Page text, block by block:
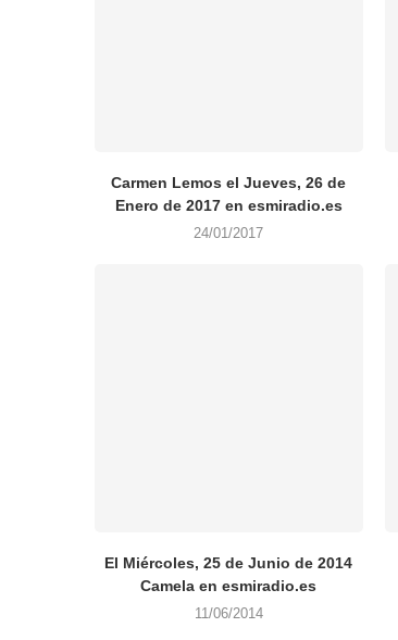
Carmen Lemos el Jueves, 26 de
Enero de 2017 en esmiradio.es
24/01/2017
El Miércoles, 25 de Junio de 2014
Camela en esmiradio.es
11/06/2014